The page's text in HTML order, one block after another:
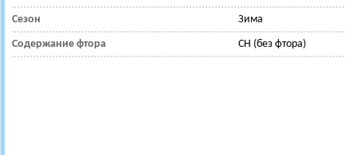
Сезон Зима
Содержание фтора CH (без фтора)